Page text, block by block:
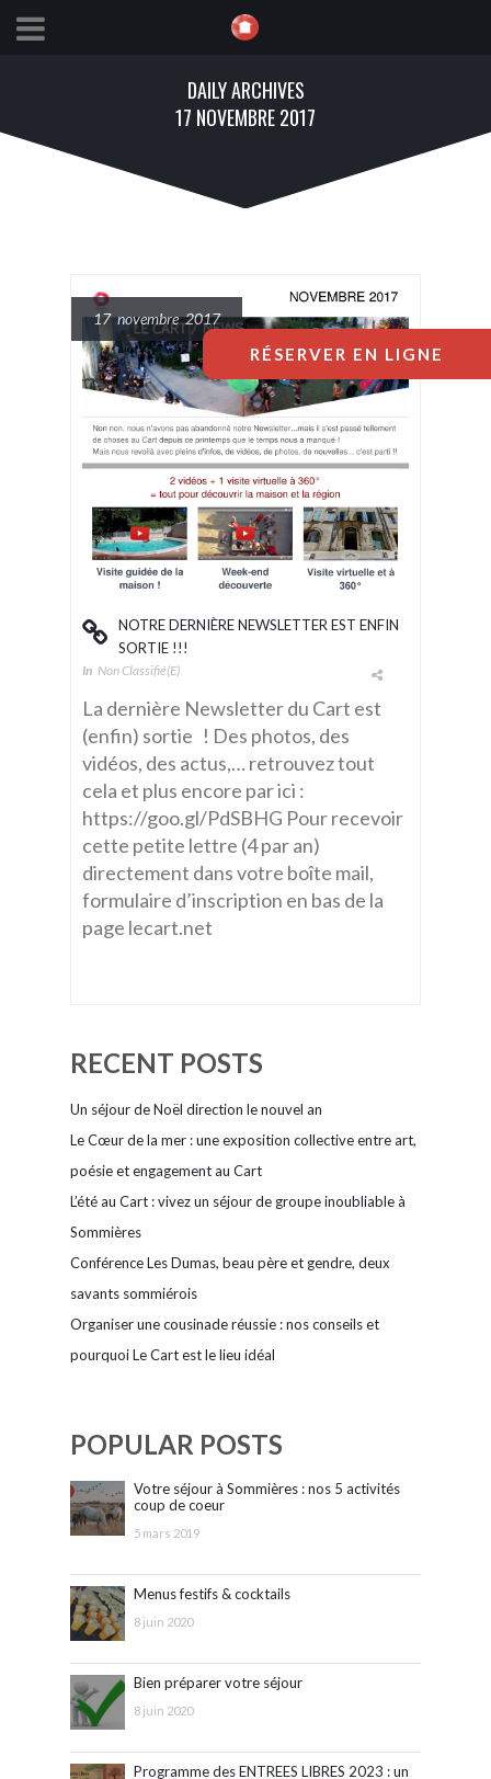
DAILY ARCHIVES
17 NOVEMBRE 2017
17 novembre 2017
NOTRE DERNIÈRE NEWSLETTER EST ENFIN
SORTIE !!!
In Non Classifié(e)
La dernière Newsletter du Cart est
(enfin) sortie ! Des photos, des
vidéos, des actus,… retrouvez tout
cela et plus encore par ici :
https://goo.gl/PdSBHG Pour recevoir
cette petite lettre (4 par an)
directement dans votre boîte mail,
formulaire d’inscription en bas de la
page lecart.net
RECENT POSTS
Un séjour de Noël direction le nouvel an
Le Cœur de la mer : une exposition collective entre art,
poésie et engagement au Cart
L’été au Cart : vivez un séjour de groupe inoubliable à
Sommières
Conférence Les Dumas, beau père et gendre, deux
savants sommiérois
Organiser une cousinade réussie : nos conseils et
pourquoi Le Cart est le lieu idéal
POPULAR POSTS
Votre séjour à Sommières : nos 5 activités
coup de coeur
5 mars 2019
Menus festifs & cocktails
8 juin 2020
Bien préparer votre séjour
8 juin 2020
Programme des ENTREES LIBRES 2023 : un
RÉSERVER EN LIGNE